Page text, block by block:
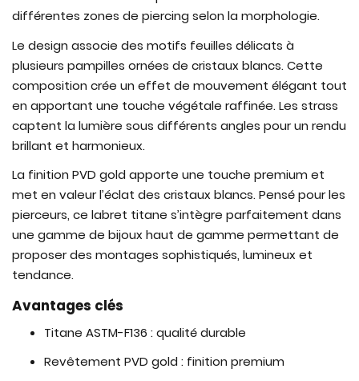
différentes zones de piercing selon la morphologie.
Le design associe des motifs feuilles délicats à
plusieurs pampilles ornées de cristaux blancs. Cette
composition crée un effet de mouvement élégant tout
en apportant une touche végétale raffinée. Les strass
captent la lumière sous différents angles pour un rendu
brillant et harmonieux.
La finition PVD gold apporte une touche premium et
met en valeur l’éclat des cristaux blancs. Pensé pour les
pierceurs, ce labret titane s’intègre parfaitement dans
une gamme de bijoux haut de gamme permettant de
proposer des montages sophistiqués, lumineux et
tendance.
Avantages clés
Titane ASTM-F136 : qualité durable
Revêtement PVD gold : finition premium